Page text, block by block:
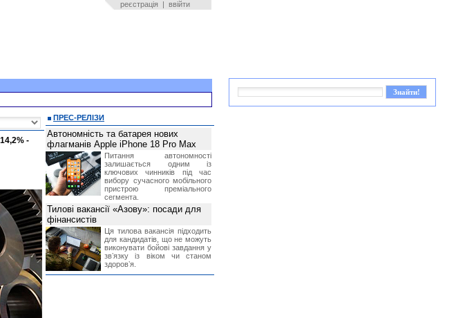
реєстрація | ввійти
-
ПРЕС-РЕЛІЗИ
Автономність та батарея нових
флагманів Apple iPhone 18 Pro Max
Питання автономності
залишається одним із
ключових чинників під час
вибору сучасного мобільного
пристрою преміального
сегмента.
Тилові вакансії «Азову»: посади для
фінансистів
Ця тилова вакансія підходить
для кандидатів, що не можуть
виконувати бойові завдання у
звʼязку із віком чи станом
здоровʼя.